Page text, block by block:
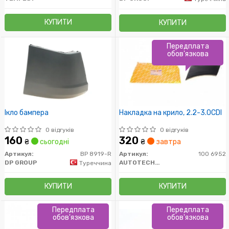
КУПИТИ КУПИТИ
Ікло бампера
0 відгуків
160 ₴ сьогодні
Артикул:
BP 8919-R
DP GROUP
Туреччина
КУПИТИ
Накладка на крило, 2.2-3.0CDI
0 відгуків
320 ₴ завтра
Артикул:
100 6952
AUTOTECHTEILE
КУПИТИ
Передплата
обов'язкова
Передплата
обов'язкова
Передплата
обов'язкова